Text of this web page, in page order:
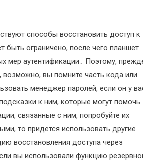
способы восстановить доступ к
быть ограничено, после чего планшет
мер аутентификации․ Поэтому,
возможно, вы помните часть кода или
менеджер паролей, если он у
к ним, которые могут помочь
связанные с ним, попробуйте их
то придется использовать другие
восстановления доступа через
вы использовали функцию